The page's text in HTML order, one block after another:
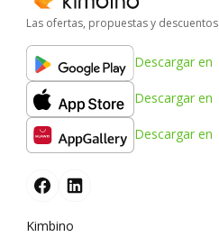
Las ofertas, propuestas y descuentos
Descargar en
Descargar en
Descargar en
Kimbino